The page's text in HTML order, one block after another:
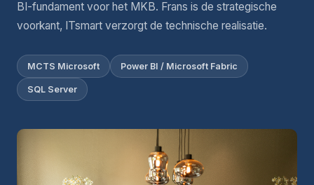
BI-fundament voor het MKB. Frans is de strategische
voorkant, ITsmart verzorgt de technische realisatie.
MCTS Microsoft Power BI / Microsoft Fabric
SQL Server